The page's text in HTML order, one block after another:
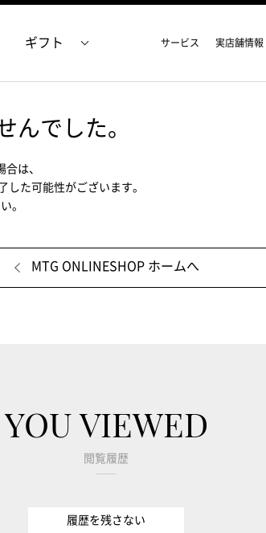
ギフト サービス 実店舗情報
んでした。
は、
した可能性がございます。
。
MTG ONLINESHOP ホームへ
YOU VIEWED
閲覧履歴
履歴を残さない